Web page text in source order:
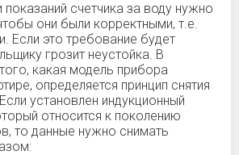
счетчика за воду нужно
они были корректными, т.е.
Если это требование будет
грозит неустойка. В
какая модель прибора
определяется принцип снятия
установлен индукционный
относится к поколению
то данные нужно снимать